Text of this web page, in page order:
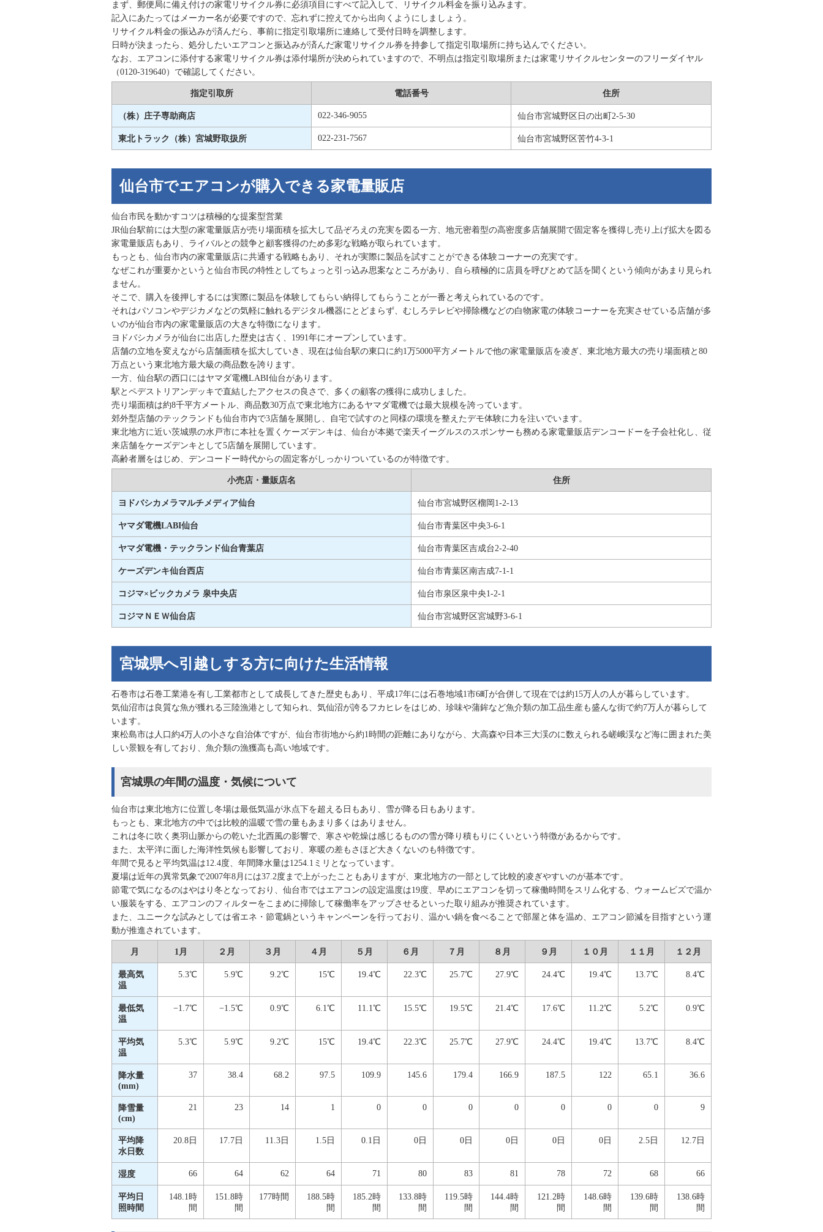
まず、郵便局に備え付けの家電リサイクル券に必須項目にすべて記入して、リサイクル料金を振り込みます。
記入にあたってはメーカー名が必要ですので、忘れずに控えてから出向くようにしましょう。
リサイクル料金の振込みが済んだら、事前に指定引取場所に連絡して受付日時を調整します。
日時が決まったら、処分したいエアコンと振込みが済んだ家電リサイクル券を持参して指定引取場所に持ち込んでください。
なお、エアコンに添付する家電リサイクル券は添付場所が決められていますので、不明点は指定引取場所または家電リサイクルセンターのフリーダイヤル
（0120-319640）で確認してください。
指定引取所 電話番号 住所
（株）庄子専助商店 022-346-9055 仙台市宮城野区日の出町2-5-30
東北トラック（株）宮城野取扱所 022-231-7567 仙台市宮城野区苦竹4-3-1
仙台市でエアコンが購入できる家電量販店
仙台市民を動かすコツは積極的な提案型営業
JR仙台駅前には大型の家電量販店が売り場面積を拡大して品ぞろえの充実を図る一方、地元密着型の高密度多店舗展開で固定客を獲得し売り上げ拡大を図る
家電量販店もあり、ライバルとの競争と顧客獲得のため多彩な戦略が取られています。
もっとも、仙台市内の家電量販店に共通する戦略もあり、それが実際に製品を試すことができる体験コーナーの充実です。
なぜこれが重要かというと仙台市民の特性としてちょっと引っ込み思案なところがあり、自ら積極的に店員を呼びとめて話を聞くという傾向があまり見られ
ません。
そこで、購入を後押しするには実際に製品を体験してもらい納得してもらうことが一番と考えられているのです。
それはパソコンやデジカメなどの気軽に触れるデジタル機器にとどまらず、むしろテレビや掃除機などの白物家電の体験コーナーを充実させている店舗が多
いのが仙台市内の家電量販店の大きな特徴になります。
ヨドバシカメラが仙台に出店した歴史は古く、1991年にオープンしています。
店舗の立地を変えながら店舗面積を拡大していき、現在は仙台駅の東口に約1万5000平方メートルで他の家電量販店を凌ぎ、東北地方最大の売り場面積と80
万点という東北地方最大級の商品数を誇ります。
一方、仙台駅の西口にはヤマダ電機LABI仙台があります。
駅とペデストリアンデッキで直結したアクセスの良さで、多くの顧客の獲得に成功しました。
売り場面積は約8千平方メートル、商品数30万点で東北地方にあるヤマダ電機では最大規模を誇っています。
郊外型店舗のテックランドも仙台市内で3店舗を展開し、自宅で試すのと同様の環境を整えたデモ体験に力を注いでいます。
東北地方に近い茨城県の水戸市に本社を置くケーズデンキは、仙台が本拠で楽天イーグルスのスポンサーも務める家電量販店デンコードーを子会社化し、従
来店舗をケーズデンキとして5店舗を展開しています。
高齢者層をはじめ、デンコードー時代からの固定客がしっかりついているのが特徴です。
小売店・量販店名 住所
ヨドバシカメラマルチメディア仙台 仙台市宮城野区榴岡1-2-13
ヤマダ電機LABI仙台 仙台市青葉区中央3-6-1
ヤマダ電機・テックランド仙台青葉店 仙台市青葉区吉成台2-2-40
ケーズデンキ仙台西店 仙台市青葉区南吉成7-1-1
コジマ×ビックカメラ 泉中央店 仙台市泉区泉中央1-2-1
コジマＮＥＷ仙台店 仙台市宮城野区宮城野3-6-1
宮城県へ引越しする方に向けた生活情報
石巻市は石巻工業港を有し工業都市として成長してきた歴史もあり、平成17年には石巻地域1市6町が合併して現在では約15万人の人が暮らしています。
気仙沼市は良質な魚が獲れる三陸漁港として知られ、気仙沼が誇るフカヒレをはじめ、珍味や蒲鉾など魚介類の加工品生産も盛んな街で約7万人が暮らして
います。
東松島市は人口約4万人の小さな自治体ですが、仙台市街地から約1時間の距離にありながら、大高森や日本三大渓のに数えられる嵯峨渓など海に囲まれた美
しい景観を有しており、魚介類の漁獲高も高い地域です。
宮城県の年間の温度・気候について
仙台市は東北地方に位置し冬場は最低気温が氷点下を超える日もあり、雪が降る日もあります。
もっとも、東北地方の中では比較的温暖で雪の量もあまり多くはありません。
これは冬に吹く奥羽山脈からの乾いた北西風の影響で、寒さや乾燥は感じるものの雪が降り積もりにくいという特徴があるからです。
また、太平洋に面した海洋性気候も影響しており、寒暖の差もさほど大きくないのも特徴です。
年間で見ると平均気温は12.4度、年間降水量は1254.1ミリとなっています。
夏場は近年の異常気象で2007年8月には37.2度まで上がったこともありますが、東北地方の一部として比較的凌ぎやすいのが基本です。
節電で気になるのはやはり冬となっており、仙台市ではエアコンの設定温度は19度、早めにエアコンを切って稼働時間をスリム化する、ウォームビズで温か
い服装をする、エアコンのフィルターをこまめに掃除して稼働率をアップさせるといった取り組みが推奨されています。
また、ユニークな試みとしては省エネ・節電鍋というキャンペーンを行っており、温かい鍋を食べることで部屋と体を温め、エアコン節減を目指すという運
動が推進されています。
月 1月 ２月 ３月 ４月 ５月 ６月 ７月 ８月 ９月 １０月 １１月 １２月
最高気
温
5.3℃ 5.9℃ 9.2℃ 15℃ 19.4℃ 22.3℃ 25.7℃ 27.9℃ 24.4℃ 19.4℃ 13.7℃ 8.4℃
最低気
温
−1.7℃ −1.5℃ 0.9℃ 6.1℃ 11.1℃ 15.5℃ 19.5℃ 21.4℃ 17.6℃ 11.2℃ 5.2℃ 0.9℃
平均気
温
5.3℃ 5.9℃ 9.2℃ 15℃ 19.4℃ 22.3℃ 25.7℃ 27.9℃ 24.4℃ 19.4℃ 13.7℃ 8.4℃
降水量
(mm)
37 38.4 68.2 97.5 109.9 145.6 179.4 166.9 187.5 122 65.1 36.6
降雪量
(cm)
21 23 14 1 0 0 0 0 0 0 0 9
平均降
水日数
20.8日 17.7日 11.3日 1.5日 0.1日 0日 0日 0日 0日 0日 2.5日 12.7日
湿度 66 64 62 64 71 80 83 81 78 72 68 66
平均日
照時間
148.1時
間
151.8時
間
177時間
188.5時
間
185.2時
間
133.8時
間
119.5時
間
144.4時
間
121.2時
間
148.6時
間
139.6時
間
138.6時
間